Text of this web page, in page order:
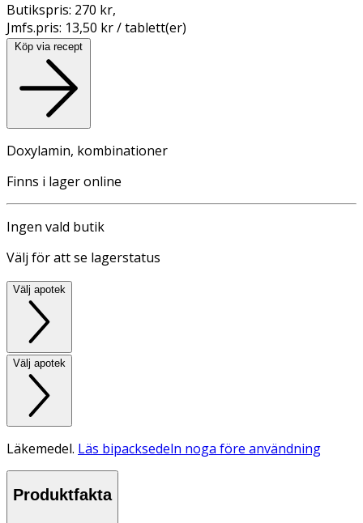
Butikspris: 270 kr,
Jmfs.pris: 13,50 kr / tablett(er)
Köp via recept
Doxylamin, kombinationer
Finns i lager online
Ingen vald butik
Välj för att se lagerstatus
Välj apotek
Välj apotek
Läkemedel. Läs bipacksedeln noga före användning
Produktfakta